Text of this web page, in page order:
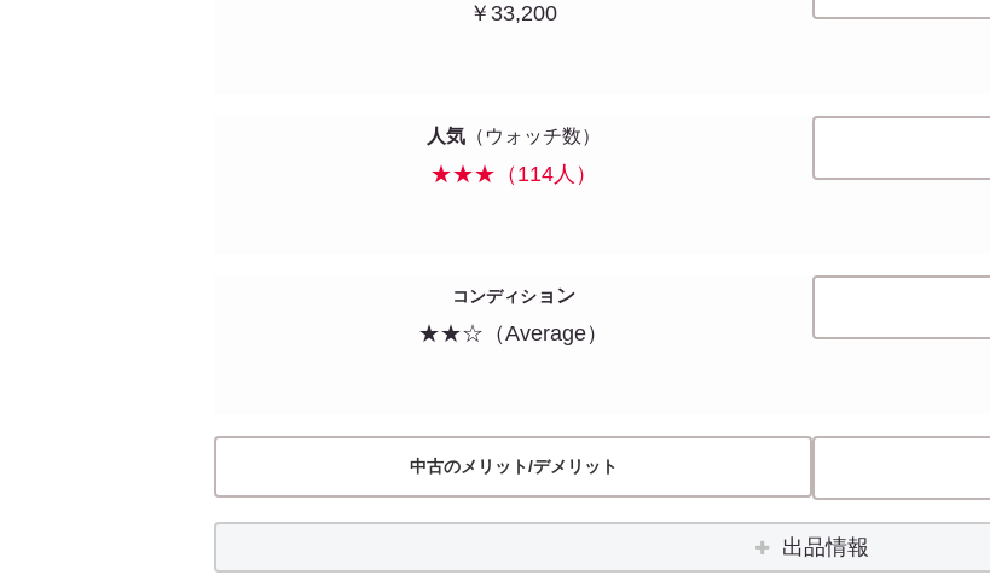
￥33,200
人気（ウォッチ数）
★★★（114人）
コンディション
★★☆（Average）
中古のメリット/デメリット
出品情報